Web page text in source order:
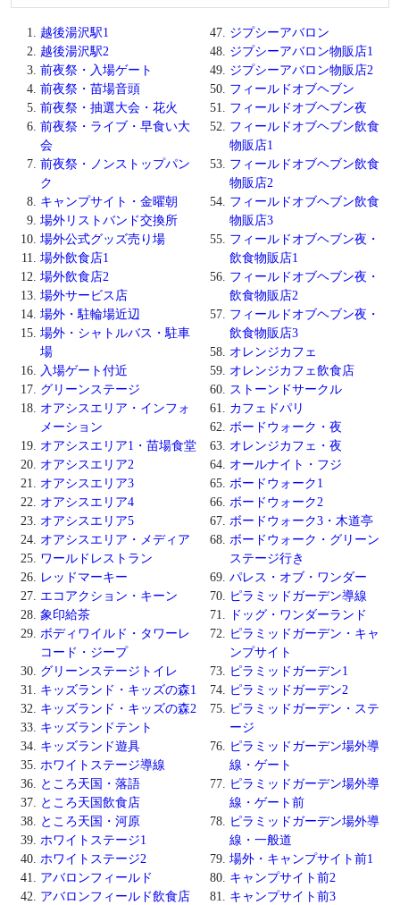
越後湯沢駅1
越後湯沢駅2
前夜祭・入場ゲート
前夜祭・苗場音頭
前夜祭・抽選大会・花火
前夜祭・ライブ・早食い大
会
前夜祭・ノンストップパン
ク
キャンプサイト・金曜朝
場外リストバンド交換所
場外公式グッズ売り場
場外飲食店1
場外飲食店2
場外サービス店
場外・駐輪場近辺
場外・シャトルバス・駐車
場
入場ゲート付近
グリーンステージ
オアシスエリア・インフォ
メーション
オアシスエリア1・苗場食堂
オアシスエリア2
オアシスエリア3
オアシスエリア4
オアシスエリア5
オアシスエリア・メディア
ワールドレストラン
レッドマーキー
エコアクション・キーン
象印給茶
ボディワイルド・タワーレ
コード・ジープ
グリーンステージトイレ
キッズランド・キッズの森1
キッズランド・キッズの森2
キッズランドテント
キッズランド遊具
ホワイトステージ導線
ところ天国・落語
ところ天国飲食店
ところ天国・河原
ホワイトステージ1
ホワイトステージ2
アバロンフィールド
アバロンフィールド飲食店
ジプシーアバロン
ジプシーアバロン物販店1
ジプシーアバロン物販店2
フィールドオブヘブン
フィールドオブヘブン夜
フィールドオブヘブン飲食
物販店1
フィールドオブヘブン飲食
物販店2
フィールドオブヘブン飲食
物販店3
フィールドオブヘブン夜・
飲食物販店1
フィールドオブヘブン夜・
飲食物販店2
フィールドオブヘブン夜・
飲食物販店3
オレンジカフェ
オレンジカフェ飲食店
ストーンドサークル
カフェドパリ
ボードウォーク・夜
オレンジカフェ・夜
オールナイト・フジ
ボードウォーク1
ボードウォーク2
ボードウォーク3・木道亭
ボードウォーク・グリーン
ステージ行き
パレス・オブ・ワンダー
ピラミッドガーデン導線
ドッグ・ワンダーランド
ピラミッドガーデン・キャ
ンプサイト
ピラミッドガーデン1
ピラミッドガーデン2
ピラミッドガーデン・ステ
ージ
ピラミッドガーデン場外導
線・ゲート
ピラミッドガーデン場外導
線・ゲート前
ピラミッドガーデン場外導
線・一般道
場外・キャンプサイト前1
キャンプサイト前2
キャンプサイト前3